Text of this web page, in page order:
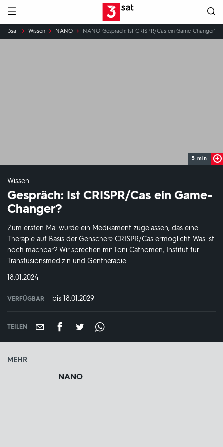
Hauptnavigation 3SAT
Sie
sind
3sat Wissen NANO NANO-Gespräch: Ist CRISPR/Cas ein Game-Changer?
5 min
Wissen
Gespräch: Ist CRISPR/Cas ein Game-
Changer?
Zum ersten Mal wurde ein Medikament zugelassen, das eine
Therapie auf Basis der Genschere CRISPR/Cas ermöglicht. Was ist
noch machbar? Wir sprechen mit Toni Cathomen, Institut für
Transfusionsmedizin und Gentherapie.
DATUM:
18.01.2024
VERFÜGBAR bis 18.01.2029
TEILEN
MEHR
NANO